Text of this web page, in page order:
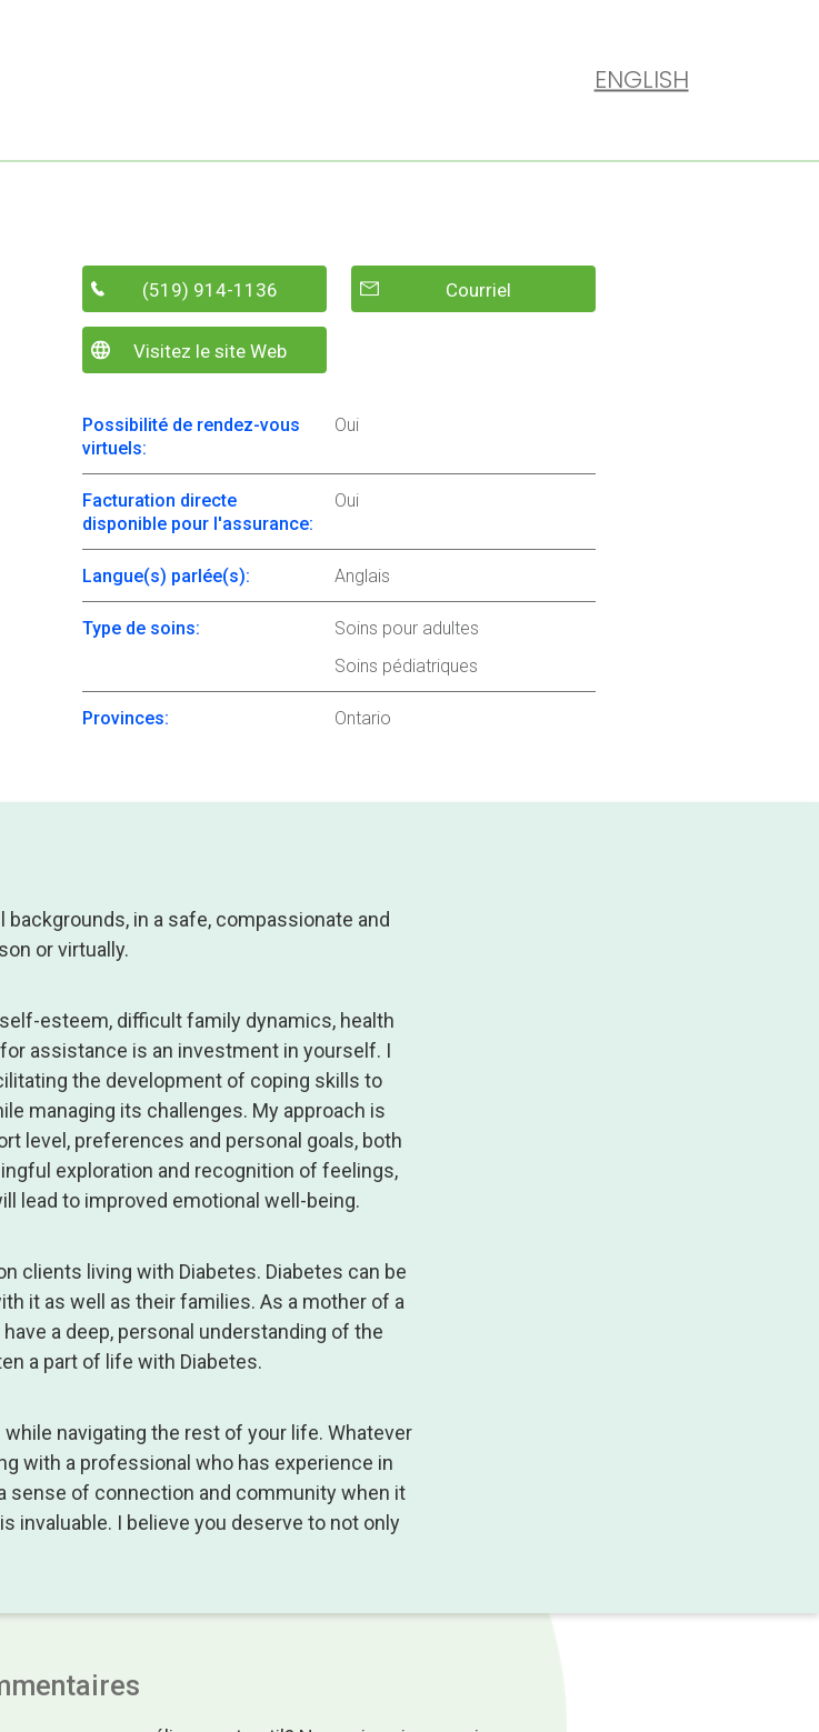
ENGLISH
(519) 914-1136 Courriel
Visitez le site Web
Possibilité de rendez-vous
virtuels:
Oui
Facturation directe
disponible pour l'assurance:
Oui
Langue(s) parlée(s): Anglais
Type de soins:
Soins pour adultes
Soins pédiatriques
Provinces: Ontario
in a safe, compassionate and
or virtually.
esteem, difficult family dynamics, health
assistance is an investment in yourself. I
the development of coping skills to
managing its challenges. My approach is
level, preferences and personal goals, both
exploration and recognition of feelings,
lead to improved emotional well-being.
clients living with Diabetes. Diabetes can be
it as well as their families. As a mother of a
a deep, personal understanding of the
a part of life with Diabetes.
navigating the rest of your life. Whatever
with a professional who has experience in
sense of connection and community when it
invaluable. I believe you deserve to not only